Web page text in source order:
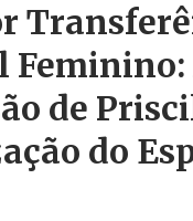
Feminino:
de
do